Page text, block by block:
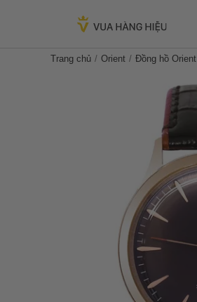
Trang chủ Orient Đồng hồ Orient